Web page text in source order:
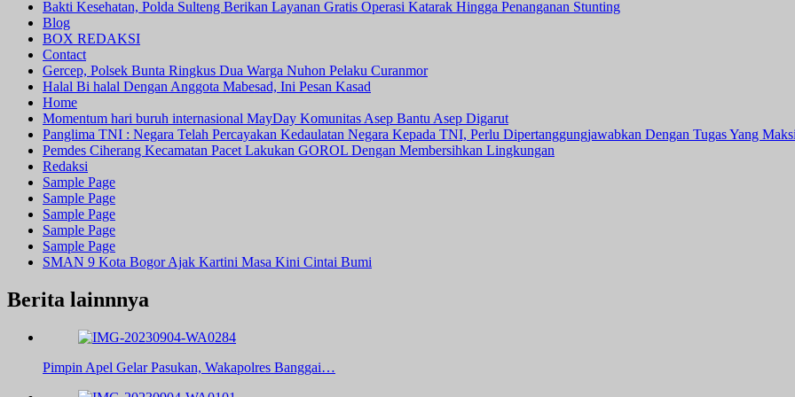
Bakti Kesehatan, Polda Sulteng Berikan Layanan Gratis Operasi Katarak Hingga Penanganan Stunting
Blog
BOX REDAKSI
Contact
Gercep, Polsek Bunta Ringkus Dua Warga Nuhon Pelaku Curanmor
Halal Bi halal Dengan Anggota Mabesad, Ini Pesan Kasad
Home
Momentum hari buruh internasional MayDay Komunitas Asep Bantu Asep Digarut
Panglima TNI : Negara Telah Percayakan Kedaulatan Negara Kepada TNI, Perlu Dipertanggungjawabkan Dengan Tugas Yang
Pemdes Ciherang Kecamatan Pacet Lakukan GOROL Dengan Membersihkan Lingkungan
Redaksi
Sample Page
Sample Page
Sample Page
Sample Page
Sample Page
SMAN 9 Kota Bogor Ajak Kartini Masa Kini Cintai Bumi
Berita lainnnya
Pimpin Apel Gelar Pasukan, Wakapolres Banggai…